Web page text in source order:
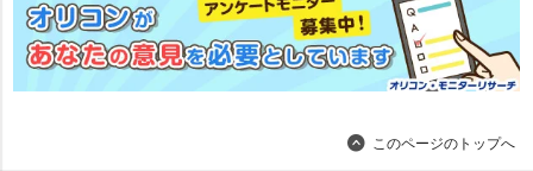
このページのトップへ